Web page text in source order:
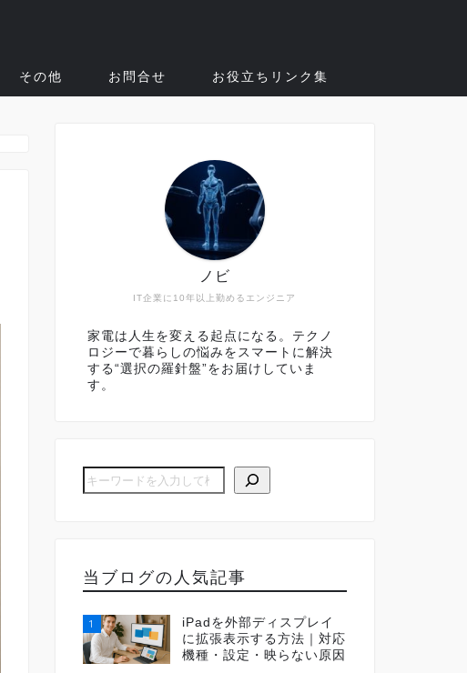
その他 お問合せ お役立ちリンク集
IT企業に10年以上勤めるエンジニア
ノビ
家電は人生を変える起点になる。テクノ
ロジーで暮らしの悩みをスマートに解決
する“選択の羅針盤”をお届けしていま
す。
当ブログの人気記事
1
iPadを外部ディスプレイ
に拡張表示する方法｜対応
機種・設定・映らない原因